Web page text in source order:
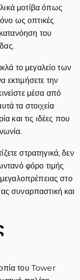
μοτίβα όπως
ως οπτικές
του
το μεγαλείο των
την
μέσα από
τα στοιχεία
και τις ιδέες που
στρατηγικά, δεν
φόρο τιμής
στο
συναρπαστική και
του Tower